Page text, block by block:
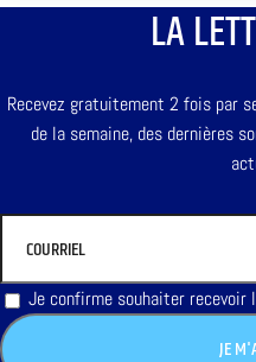
LA
Recevez gratuitement 2 fois par
de la semaine, des dernières
Je confirme souhaiter